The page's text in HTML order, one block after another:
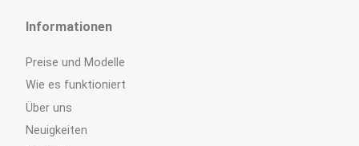
Informationen
Preise und Modelle
Wie es funktioniert
Über uns
Neuigkeiten